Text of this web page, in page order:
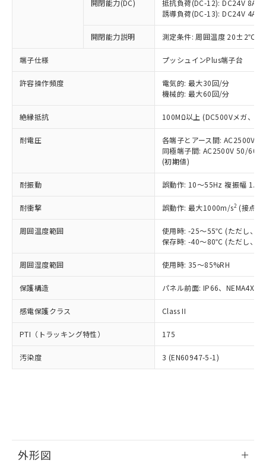
開閉能力(DC)
抵抗負荷(DC-12): DC24V 8A/
誘導負荷(DC-13): DC24V 4A/
開閉能力説明 測定条件: 周囲温度 20±2℃、
端子仕様 プッシュインPlus端子台
許容操作頻度
電気的: 最大30回/分
機械的: 最大60回/分
絶縁抵抗 100MΩ以上 (DC500Vメガ、点
耐電圧
各端子とアース間: AC2500V
同極端子間: AC2500V 50/
(初期値)
耐振動 誤動作: 10～55Hz 複振幅
耐衝撃 誤動作: 最大1000m/s2 (接点
周囲温度範囲
使用時: -25～55℃ (ただし、氷
保存時: -40～80℃ (ただし、氷
周囲湿度範囲 使用時: 35～85%RH
保護構造 パネル前面: IP66、NEMA4X,
感電保護クラス Class II
PTI（トラッキング特性） 175
汚染度 3 (EN60947-5-1)
外形図
ことをご了承ください。
在庫状況および標準価格照会結果は、
記載している更新日時点での社内デー
タに基づき作成されるものであり、閲
覧された時点での実際の在庫および標
準価格とは異なる場合があることをご
正式な納期状況および標準価格はお客
様のお取引先、またはお客様担当のオ
ムロン制御機器販売店・当社販売員に
オムロン制御機器販売店や当社販売拠
販売ネットワーク
」をご確認
在庫状況および標準価格結果を当社の
事前の承諾なく第三者に漏洩または開
示しないようお願いします。
マイパーツ機能（部品リスト作成サー
ビス）をご利用いただくには、I-Web
メンバーズにご登録されている必要が
お客様が当ウェブサイト上で当社にご
登録された部品リストについて、当社
および当社の共同利用者が、当社の製
品・サービスに関するお客様との取
引・商談に必要な範囲で利用すること
をご了承ください。
※当社の共同利用者とは、"個人情報
の「1.共同利
用者の範囲」に記載されている法人を
むを得ず変更することがあります。
*EU RoHS指令（10物質）：
鉛(Pb) 1000ppm以下、 水銀(Hg) 1000ppm以下、 カド
ミウム(Cd) 100ppm以下、
六価クロム(Cr(Ⅵ)) 1000ppm以下、ポリ臭化ビフェニル
類(PBB) 1000ppm以下、ポリ臭化ジフェニルエーテル類
(PBDE) 1000ppm以下、フタル酸ビス(2-エチルヘキシ
ル) (DEHP)(別名：DOP) 1000ppm以下、フタル酸ブチ
(DIBP) 1000ppm以下
但し、RoHS指令で産業用監視および制御機器に対する
フタル酸エステル類の４物質については閾値を超える意
図的な使用がないことを確認しています。
部品在庫の切り替え状況などにより、予定
月が前後することがあります。
※3 非含有証明書ダウンロード
下記の非含有証明書をダウンロードするこ
とができます。
EU RoHS指令（10物質）の非含有証明書
51物質の非含有証明書（当社基準）
※本証明書は発行日時点で非含有を証明す
欄に対応日を記載しておりました。
既に当社にて対応品への在庫切替を完了
「－」：未確認です。当社販売部門へお問
*中国RoHS10物質の基準値 (GB/T26572)：
Pb(鉛) :1000ppm、 Hg(水銀) : 1000ppm、 Cd(カドミウ
ニル類) : 1000ppm、 PBDEs(ポリ臭化ジフェニルエーテ
DBP(フタル酸ジブチル) : 1000ppm、 DIBP(フタル酸ジ
イソブチル) : 1000ppm、 BBP(フタル酸ブチルベンジ
ル) : 1000ppm、
DEHP(フタル酸ビス(2-エチルヘキシル)) : 1000ppm
「ｅ」：有害物質（10物質）のすべてが基
準値以下であることを示します。
「10」：通常の使用状況下において有害物
質が外部に漏えいし、環境に深刻な影響を
及ぼさない年数を意味します。
「－」：未確認です。当社販売部門へお問
い合わせください。
当社は、これら貴社製品のうち、外国
為替および外国貿易法に定める商品
（以下｢規制貨物等」という）を輸出
または国外への提供する場合は、日本
国政府の輸出許可(または役務取引許
可)を取得するなどの必要な手続きを
当社は規制貨物を破棄する場合は、完
全に破砕するなど、違法に輸出されな
いよう必要な手段を講じます。
当社は貴社製品を、核兵器、ミサイ
ル、化学兵器、生物兵器またはその他
武器並びにこれらの製造装置等に一切
当社は、貴社製品を第三者に販売する
場合は、上記1、2および3の内容を当
該第三者に通知します。また当社は、
販売先および販売に係わる関係者が違
法に輸出するおそれがある場合は、取
り引きをいたしません。
○ 一定数以上の在庫あり
一定数には満たないが在庫あり
在庫なし(最新の在庫状況につ
いては、お客様のお取引先、ま
たはお客様担当のオムロン制御
機器販売店・当社販売員にご確
白
受注生産機種、また在庫状況の
情報を公開していない機種